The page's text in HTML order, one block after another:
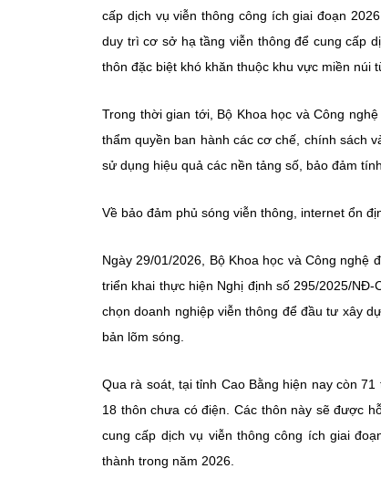
cấp dịch vụ viễn thông công ích giai đoạn
duy trì cơ sở hạ tầng viễn thông để cung cấp
thôn đặc biệt khó khăn thuộc khu vực miền núi
Trong thời gian tới, Bộ Khoa học và Công
thẩm quyền ban hành các cơ chế, chính sách
sử dụng hiệu quả các nền tảng số, bảo đảm
Về bảo đảm phủ sóng viễn thông, internet ổn
Ngày 29/01/2026, Bộ Khoa học và Công nghệ
triển khai thực hiện Nghị định số 295/2025/
chọn doanh nghiệp viễn thông để đầu tư xây
bản lõm sóng.
Qua rà soát, tại tỉnh Cao Bằng hiện nay còn
18 thôn chưa có điện. Các thôn này sẽ được
cung cấp dịch vụ viễn thông công ích giai
thành trong năm 2026.